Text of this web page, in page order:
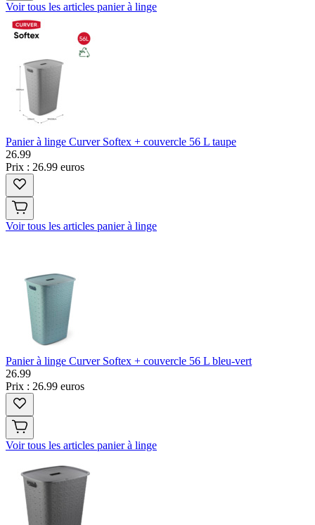
Voir tous les articles panier à linge
Panier à linge Curver Softex + couvercle 56 L taupe
26.99
Prix : 26.99 euros
Voir tous les articles panier à linge
Panier à linge Curver Softex + couvercle 56 L bleu-vert
26.99
Prix : 26.99 euros
Voir tous les articles panier à linge